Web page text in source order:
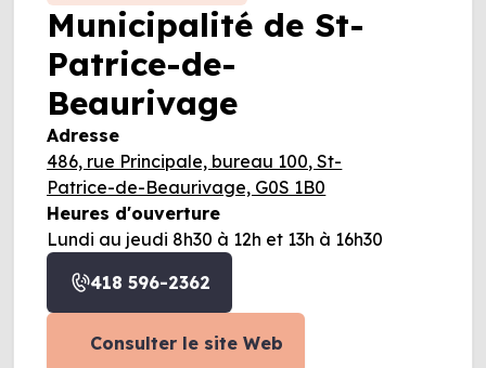
Municipalité de St-
Patrice-de-
Beaurivage
Adresse
486, rue Principale, bureau 100, St-
Patrice-de-Beaurivage, G0S 1B0
Heures d'ouverture
Lundi au jeudi 8h30 à 12h et 13h à 16h30
418 596-2362
Consulter le site Web